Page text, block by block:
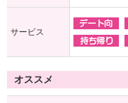
サービス
オススメ